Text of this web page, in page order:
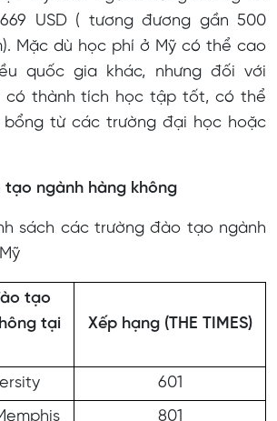
USD ( tương đương gần 500
Mặc dù học phí ở Mỹ có thể cao
quốc gia khác, nhưng đối với
có thành tích học tập tốt, có thể
bổng từ các trường đại học hoặc
ngành hàng không
sách các trường đào tạo ngành
tạo
tại
Xếp hạng (THE TIMES)
601
801